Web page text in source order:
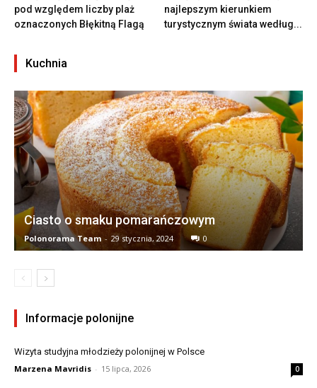
pod względem liczby plaż
oznaczonych Błękitną Flagą
najlepszym kierunkiem
turystycznym świata według...
Kuchnia
Ciasto o smaku pomarańczowym
Polonorama Team - 29 stycznia, 2024 0
Informacje polonijne
Wizyta studyjna młodzieży polonijnej w Polsce
Marzena Mavridis - 15 lipca, 2026 0